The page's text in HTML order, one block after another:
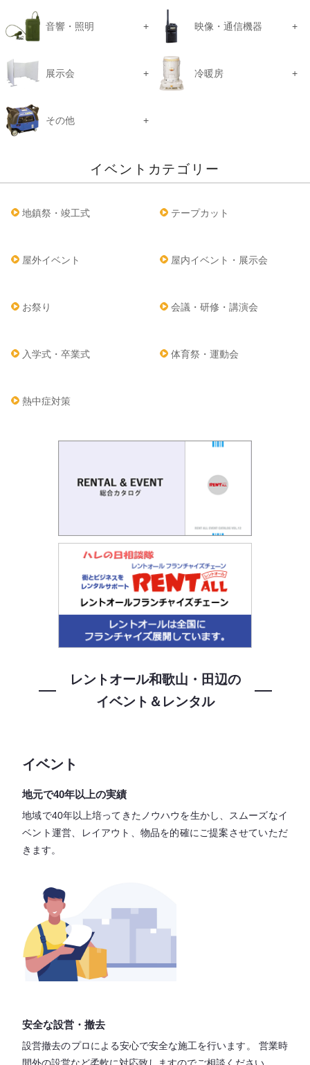
音響・照明 映像・通信機器
展示会 冷暖房
その他
イベントカテゴリー
地鎮祭・竣工式 テープカット
屋外イベント 屋内イベント・展示会
お祭り 会議・研修・講演会
入学式・卒業式 体育祭・運動会
熱中症対策
レントオール和歌山・田辺の
イベント＆レンタル
イベント
地元で40年以上の実績
地域で40年以上培ってきたノウハウを生かし、スムーズなイ
ベント運営、レイアウト、物品を的確にご提案させていただ
きます。
安全な設営・撤去
設営撤去のプロによる安心で安全な施工を行います。
営業時